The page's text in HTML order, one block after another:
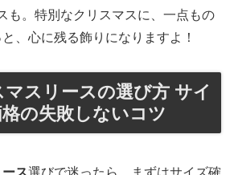
も。特別なクリスマスに、一点もの
、心に残る飾りになりますよ！
スリースの選び方 サイ
の失敗しないコツ